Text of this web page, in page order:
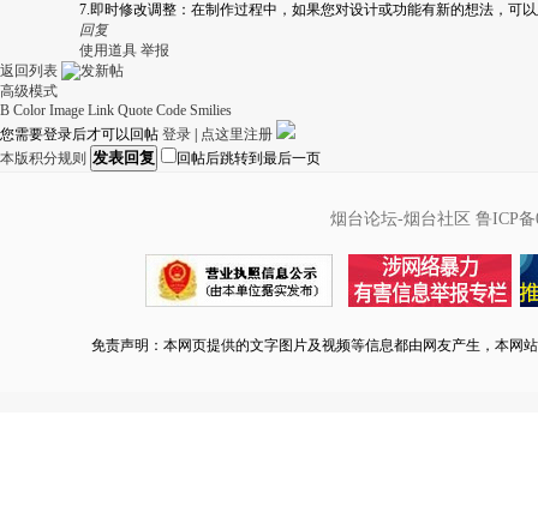
7.即时修改调整：在制作过程中，如果您对设计或功能有新的想法，可
回复
使用道具 举报
返回列表
高级模式
B Color Image Link Quote Code Smilies
您需要登录后才可以回帖 登录
点这里注册
本版积分规则 发表回复 回帖后跳转到最后一页
烟台论坛-烟台社区 鲁ICP备
免责声明：本网页提供的文字图片及视频等信息都由网友产生，本网